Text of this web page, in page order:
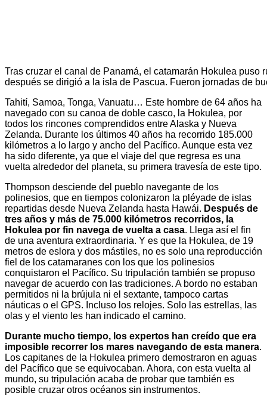
Tras cruzar el canal de Panamá, el catamarán Hokulea puso
después se dirigió a la isla de Pascua. Fueron jornadas de
Tahití, Samoa, Tonga, Vanuatu… Este hombre de 64 años ha
navegado con su canoa de doble casco, la Hokulea, por
todos los rincones comprendidos entre Alaska y Nueva
Zelanda. Durante los últimos 40 años ha recorrido 185.000
kilómetros a lo largo y ancho del Pacífico. Aunque esta vez
ha sido diferente, ya que el viaje del que regresa es una
vuelta alrededor del planeta, su primera travesía de este tipo.
Thompson desciende del pueblo navegante de los
polinesios, que en tiempos colonizaron la pléyade de islas
repartidas desde Nueva Zelanda hasta Hawái. Después de
tres años y más de 75.000 kilómetros recorridos, la
Hokulea por fin navega de vuelta a casa. Llega así el fin
de una aventura extraordinaria. Y es que la Hokulea, de 19
metros de eslora y dos mástiles, no es solo una reproducción
fiel de los catamaranes con los que los polinesios
conquistaron el Pacífico. Su tripulación también se propuso
navegar de acuerdo con las tradiciones. A bordo no estaban
permitidos ni la brújula ni el sextante, tampoco cartas
náuticas o el GPS. Incluso los relojes. Solo las estrellas, las
olas y el viento les han indicado el camino.
Durante mucho tiempo, los expertos han creído que era
imposible recorrer los mares navegando de esta manera.
Los capitanes de la Hokulea primero demostraron en aguas
del Pacífico que se equivocaban. Ahora, con esta vuelta al
mundo, su tripulación acaba de probar que también es
posible cruzar otros océanos sin instrumentos.